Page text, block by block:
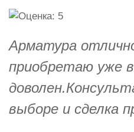
Арматура
приобретаю уже
выборе и сделка